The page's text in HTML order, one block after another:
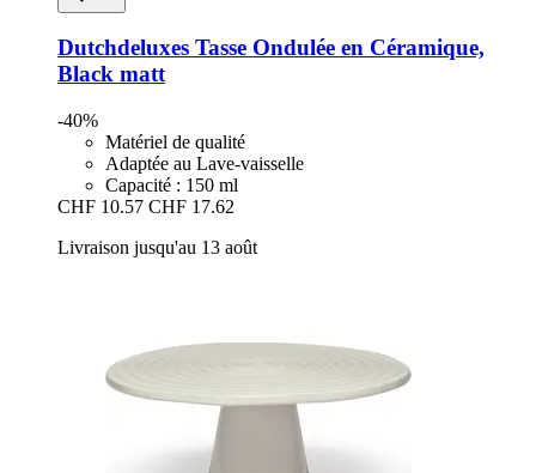
Dutchdeluxes Tasse Ondulée en Céramique,
Black matt
-40%
Matériel de qualité
Adaptée au Lave-vaisselle
Capacité : 150 ml
CHF 10.57 CHF 17.62
Livraison jusqu'au 13 août